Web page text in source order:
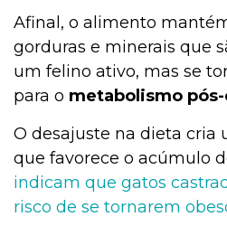
Afinal, o alimento
gorduras e minerais que
um felino ativo, mas se
para o metabolismo
O desajuste na dieta cria
que favorece o acúmulo
indicam que gatos
risco de se tornarem